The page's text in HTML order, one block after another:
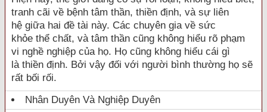
tranh cãi về bệnh tâm thần, thiền định, và sự liên
hệ giữa hai đề tài này. Các chuyên gia về sức
khỏe thể chất, và tâm thần cũng không hiểu rõ phạm
vi nghề nghiệp của họ. Họ cũng không hiểu cái gì
là thiền định. Bởi vậy đối với người bình thường họ sẽ
rất bối rối.
Nhân Duyên Và Nghiệp Duyên